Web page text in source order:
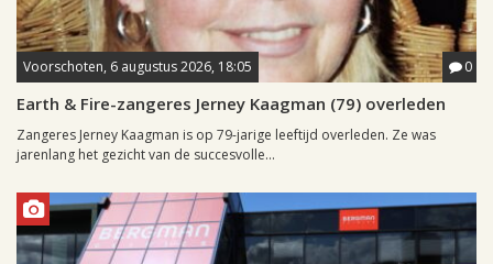
Voorschoten, 6 augustus 2026, 18:05 0
Earth & Fire-zangeres Jerney Kaagman (79) overleden
Zangeres Jerney Kaagman is op 79-jarige leeftijd overleden. Ze was
jarenlang het gezicht van de succesvolle...